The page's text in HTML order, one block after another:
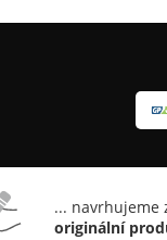
... navrhujeme
originální